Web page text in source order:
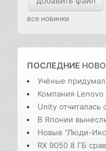
все новинки
ПОСЛЕДНИЕ
Учёные
Компания Lenovo
Unity отчиталась
В Японии
Новые "Люди-
RX 9050 8 ГБ